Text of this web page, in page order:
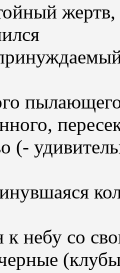
(-
к небу со